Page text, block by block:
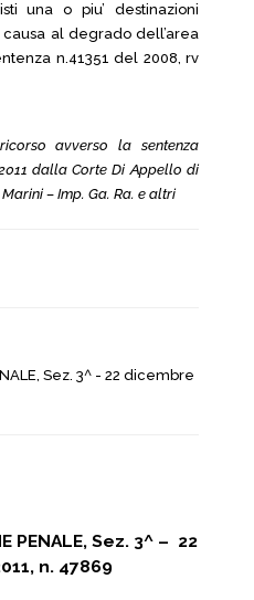
una o piu’ destinazioni
al degrado dell’area
n.41351 del 2008, rv
avverso la sentenza
dalla Corte Di Appello di
– Imp. Ga. Ra. e altri
Sez. 3^ - 22 dicembre
PENALE, Sez. 3^ – 22
n. 47869